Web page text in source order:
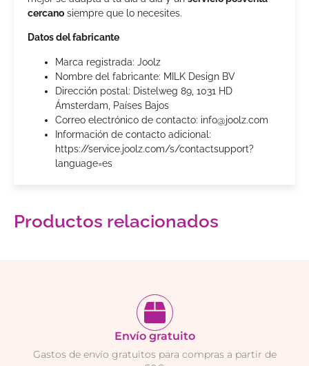
cercano siempre que lo necesites.
Datos del fabricante
Marca registrada: Joolz
Nombre del fabricante: MILK Design BV
Dirección postal: Distelweg 89, 1031 HD
Ámsterdam, Países Bajos
Correo electrónico de contacto: info@joolz.com
Información de contacto adicional:
https://service.joolz.com/s/contactsupport?
language=es
Productos relacionados
Envío gratuito
Gastos de envío gratuitos para compras a partir de